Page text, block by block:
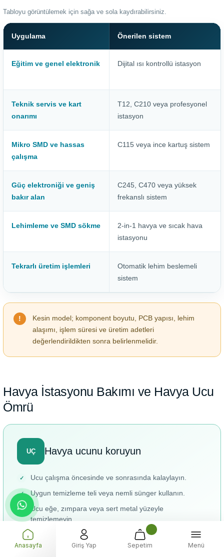
Tabloyu görüntülemek için sağa ve sola kaydırabilirsiniz.
Uygulama Önerilen sistem
Eğitim ve genel elektronik Dijital ısı kontrollü istasyon
Teknik servis ve kart
onarımı
T12, C210 veya profesyonel
istasyon
Mikro SMD ve hassas
çalışma
C115 veya ince kartuş sistem
Güç elektroniği ve geniş
bakır alan
C245, C470 veya yüksek
frekanslı sistem
Lehimleme ve SMD sökme
2-in-1 havya ve sıcak hava
istasyonu
Tekrarlı üretim işlemleri
Otomatik lehim beslemeli
sistem
Kesin model; komponent boyutu, PCB yapısı, lehim
alaşımı, işlem süresi ve üretim adetleri
değerlendirildikten sonra belirlenmelidir.
Havya İstasyonu Bakımı ve Havya Ucu
Ömrü
UÇ Havya ucunu koruyun
Ucu çalışma öncesinde ve sonrasında kalaylayın.
Uygun temizleme teli veya nemli sünger kullanın.
Ucu eğe, zımpara veya sert metal yüzeyle
temizlemeyin.
Gereksiz yüksek sıcaklıkta uzun süre bekletmeyin.
Bağlantıya uygun uç geometrisi tercih edin.
Anasayfa Giriş Yap Sepetim Menü